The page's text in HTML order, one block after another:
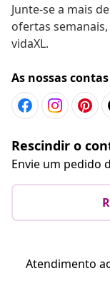
Junte-se a mais
ofertas
vidaXL.
As nossas
Rescindir o
Envie um pedido
Atendimento